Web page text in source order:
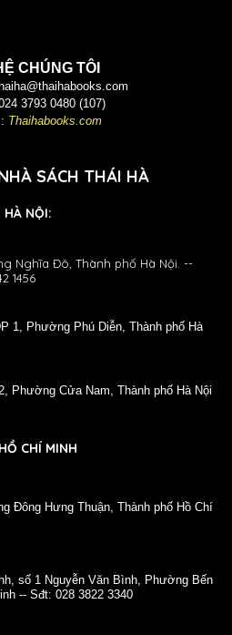
CHÚNG TÔI
3793 0480 (107)
Thaihabooks.com
SÁCH THÁI HÀ
HÀ NỘI:
Nghĩa Đô, Thành phố Hà Nội. --
1456
1, Phường Phú Diễn, Thành phố Hà
Phường Cửa Nam, Thành phố Hà Nội
CHÍ MINH
Đông Hưng Thuận, Thành phố Hồ Chí
số 1 Nguyễn Văn Bình, Phường Bến
-- Sđt: 028 3822 3340